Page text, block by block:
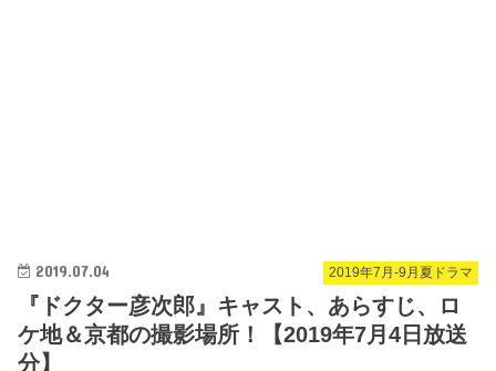
2019年7月-9月夏ドラマ
2019.07.04
『ドクター彦次郎』キャスト、あらすじ、ロ
ケ地＆京都の撮影場所！【2019年7月4日放送
分】